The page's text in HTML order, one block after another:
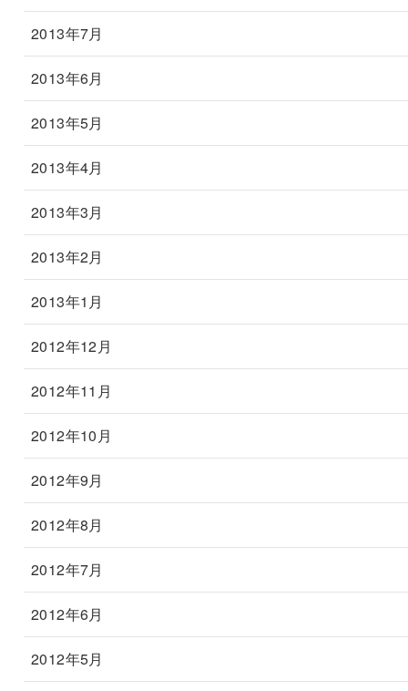
2013年7月
2013年6月
2013年5月
2013年4月
2013年3月
2013年2月
2013年1月
2012年12月
2012年11月
2012年10月
2012年9月
2012年8月
2012年7月
2012年6月
2012年5月